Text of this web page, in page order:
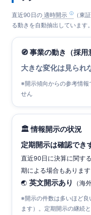
直近90日の 適時開示
（東
る動きを自動抽出しています。
🧭 事業の動き（採用
大きな変化は見られ
※開示傾向からの参考情報
せん
🏛 情報開示の状況
定期開示は確認でき
直近90日に決算に関す
期による場合もありま
🌏 英文開示あり （海
※開示の件数は多いほど良
ます）。定期開示の継続